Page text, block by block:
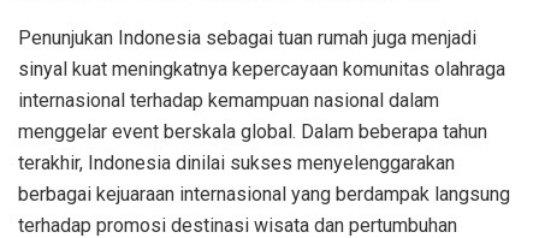
Penunjukan Indonesia sebagai tuan rumah juga menjadi
sinyal kuat meningkatnya kepercayaan komunitas olahraga
internasional terhadap kemampuan nasional dalam
menggelar event berskala global. Dalam beberapa tahun
terakhir, Indonesia dinilai sukses menyelenggarakan
berbagai kejuaraan internasional yang berdampak langsung
terhadap promosi destinasi wisata dan pertumbuhan